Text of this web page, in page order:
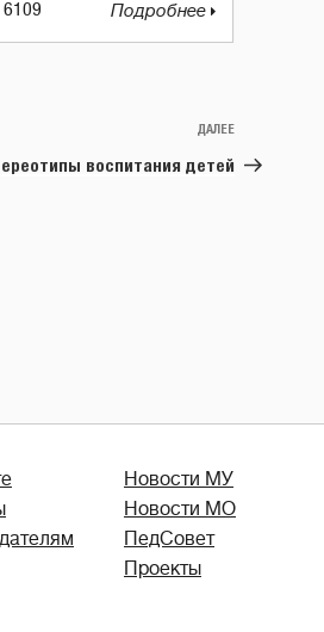
6109 Подробнее
Следующая
запись
ДАЛЕЕ
воспитания детей
Новости МУ
Новости МО
ПедСовет
Проекты